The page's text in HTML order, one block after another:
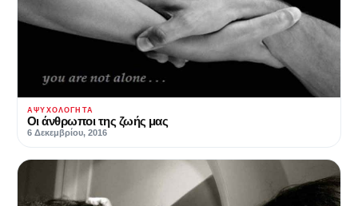
ΑΨΥΧΟΛΌΓΗΤΑ
Οι άνθρωποι της ζωής μας
6 Δεκεμβρίου, 2016